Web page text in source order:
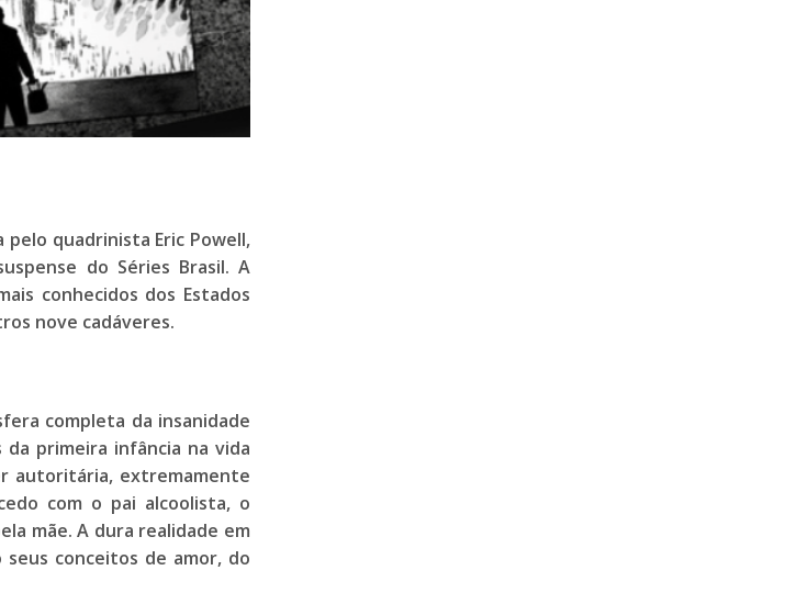
pelo quadrinista Eric Powell,
do Séries Brasil. A
conhecidos dos Estados
nove cadáveres.
completa da insanidade
primeira infância na vida
autoritária, extremamente
com o pai alcoolista, o
mãe. A dura realidade em
conceitos de amor, do